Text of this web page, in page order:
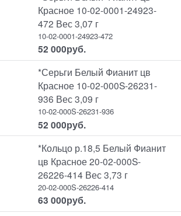
Красное 10-02-0001-24923-
472 Вес 3,07 г
10-02-0001-24923-472
52 000руб.
*Серьги Белый Фианит цв
Красное 10-02-000S-26231-
936 Вес 3,09 г
10-02-000S-26231-936
52 000руб.
*Кольцо р.18,5 Белый Фианит
цв Красное 20-02-000S-
26226-414 Вес 3,73 г
20-02-000S-26226-414
63 000руб.